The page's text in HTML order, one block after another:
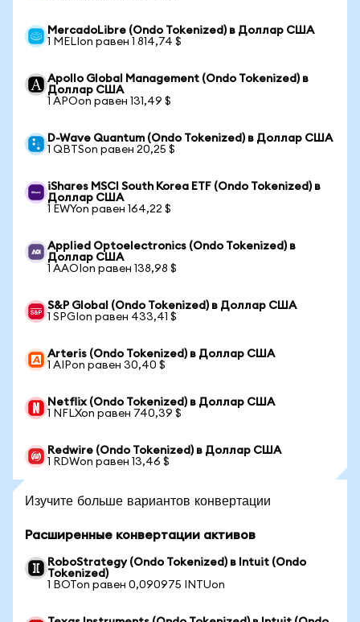
MercadoLibre (Ondo Tokenized) в Доллар США
1 MELIon равен 1 814,74 $
Apollo Global Management (Ondo Tokenized) в
Доллар США
1 APOon равен 131,49 $
D-Wave Quantum (Ondo Tokenized) в Доллар США
1 QBTSon равен 20,25 $
iShares MSCI South Korea ETF (Ondo Tokenized) в
Доллар США
1 EWYon равен 164,22 $
Applied Optoelectronics (Ondo Tokenized) в
Доллар США
1 AAOIon равен 138,98 $
S&P Global (Ondo Tokenized) в Доллар США
1 SPGIon равен 433,41 $
Arteris (Ondo Tokenized) в Доллар США
1 AIPon равен 30,40 $
Netflix (Ondo Tokenized) в Доллар США
1 NFLXon равен 740,39 $
Redwire (Ondo Tokenized) в Доллар США
1 RDWon равен 13,46 $
Изучите больше вариантов конвертации
Расширенные конвертации активов
RoboStrategy (Ondo Tokenized) в Intuit (Ondo
Tokenized)
1 BOTon равен 0,090975 INTUon